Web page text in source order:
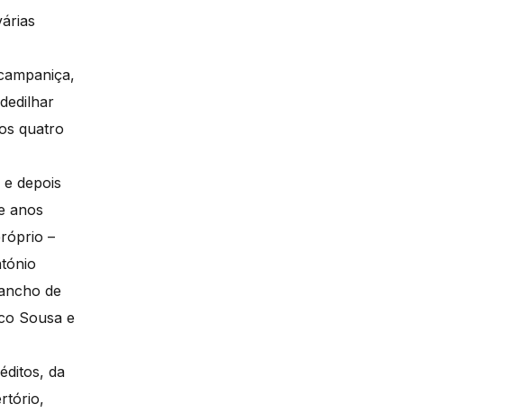
quatro
depois
anos
–
de
Sousa e
da